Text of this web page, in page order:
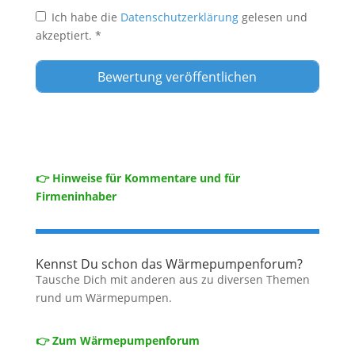
Ich habe die Datenschutzerklärung gelesen und
akzeptiert. *
👉 Hinweise für Kommentare und für
Firmeninhaber
Kennst Du schon das Wärmepumpenforum?
Tausche Dich mit anderen aus zu diversen Themen
rund um Wärmepumpen.
👉 Zum Wärmepumpenforum